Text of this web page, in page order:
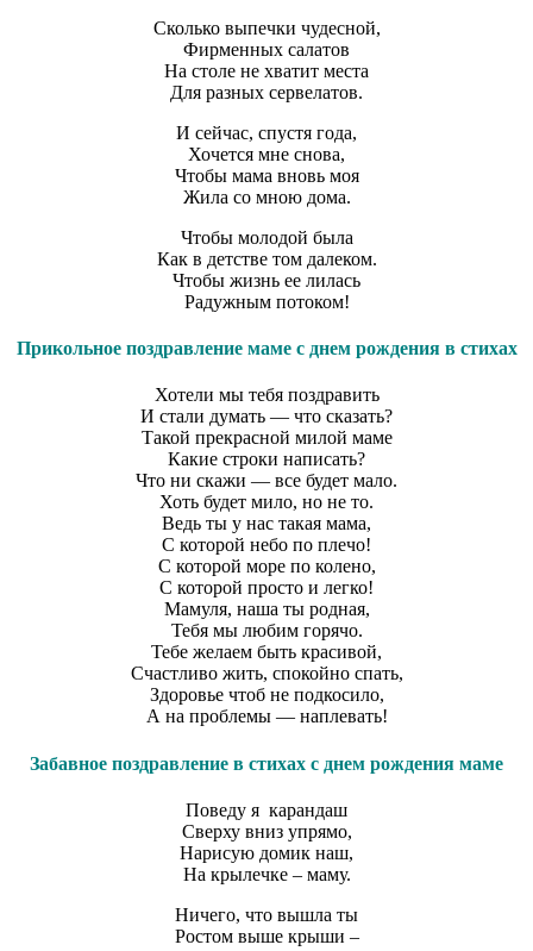
Сколько выпечки чудесной,
Фирменных салатов
На столе не хватит места
Для разных сервелатов.
И сейчас, спустя года,
Хочется мне снова,
Чтобы мама вновь моя
Жила со мною дома.
Чтобы молодой была
Как в детстве том далеком.
Чтобы жизнь ее лилась
Радужным потоком!
Прикольное поздравление маме с днем рождения в стихах
Хотели мы тебя поздравить
И стали думать — что сказать?
Такой прекрасной милой маме
Какие строки написать?
Что ни скажи — все будет мало.
Хоть будет мило, но не то.
Ведь ты у нас такая мама,
С которой небо по плечо!
С которой море по колено,
С которой просто и легко!
Мамуля, наша ты родная,
Тебя мы любим горячо.
Тебе желаем быть красивой,
Счастливо жить, спокойно спать,
Здоровье чтоб не подкосило,
А на проблемы — наплевать!
Забавное поздравление в стихах с днем рождения маме
Поведу я карандаш
Сверху вниз упрямо,
Нарисую домик наш,
На крылечке – маму.
Ничего, что вышла ты
Ростом выше крыши –